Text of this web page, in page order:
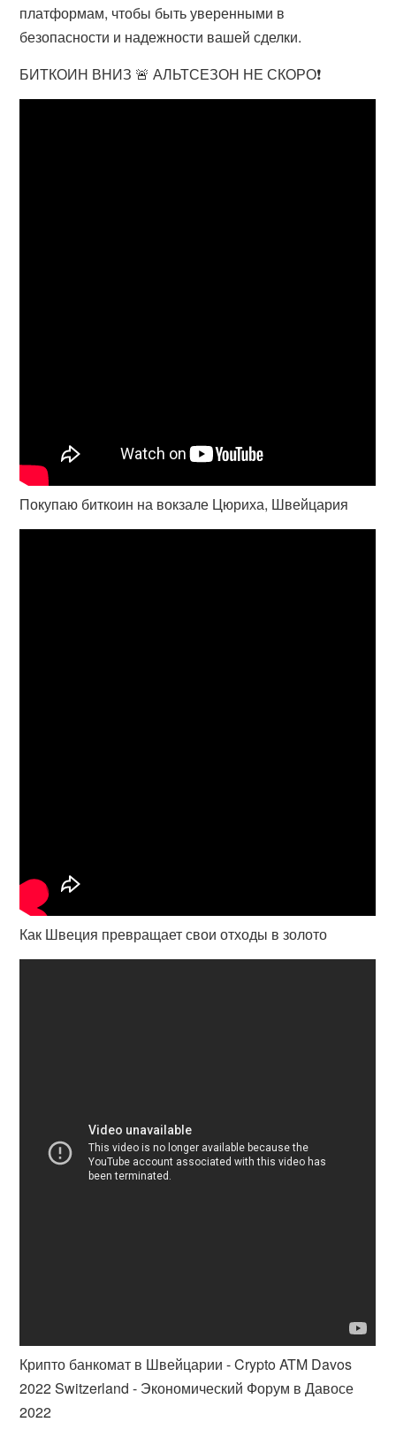
платформам, чтобы быть уверенными в
безопасности и надежности вашей сделки.
БИТКОИН ВНИЗ 🚨 АЛЬТСЕЗОН НЕ СКОРО❗️
Покупаю биткоин на вокзале Цюриха, Швейцария
Как Швеция превращает свои отходы в золото
Крипто банкомат в Швейцарии - Crypto ATM Davos
2022 Switzerland - Экономический Форум в Давосе
2022